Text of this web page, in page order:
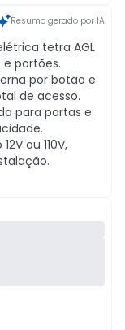
Resumo gerado por IA
tetra AGL
portões.
por botão e
de acesso.
para portas e
ou 110V,